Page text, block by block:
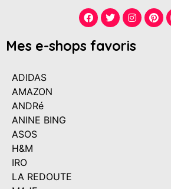
Mes e-shops favoris
ADIDAS
AMAZON
ANDRé
ANINE BING
ASOS
H&M
IRO
LA REDOUTE